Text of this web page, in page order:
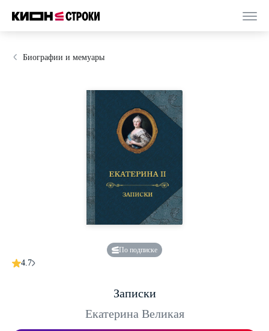
Биографии и мемуары
По подписке
4.7
Записки
Екатерина Великая